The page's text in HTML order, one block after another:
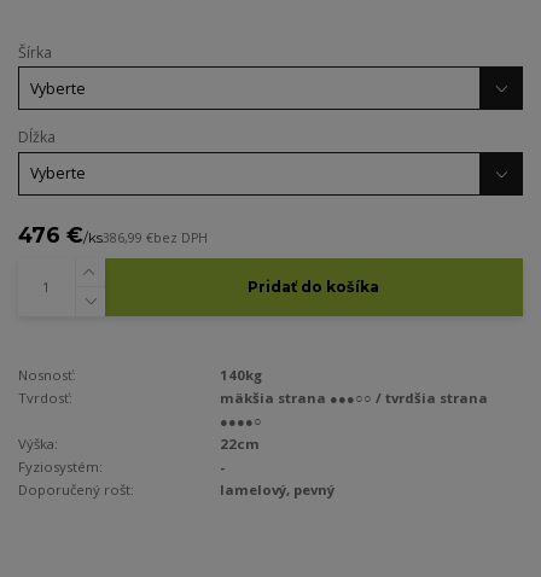
Šírka
Dĺžka
476 €/ks386,99 €bez DPH
Pridať do košíka
Nosnosť:
140kg
Tvrdosť:
mäkšia strana ●●●○○ / tvrdšia strana
●●●●○
Výška:
22cm
Fyziosystém:
-
Doporučený rošt:
lamelový, pevný